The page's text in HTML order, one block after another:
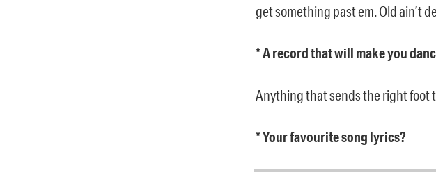
get something past em. Old ain’t
* A record that will make you
Anything that sends the right foot
* Your favourite song lyrics?